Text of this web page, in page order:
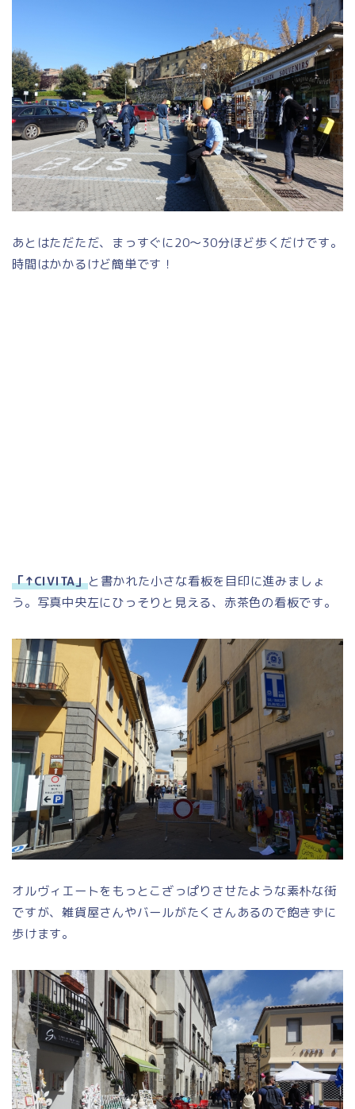
あとはただただ、まっすぐに20～30分ほど歩くだけです。
時間はかかるけど簡単です！
「↑CIVITA」と書かれた小さな看板を目印に進みましょ
う。写真中央左にひっそりと見える、赤茶色の看板です。
オルヴィエートをもっとこざっぱりさせたような素朴な街
ですが、雑貨屋さんやバールがたくさんあるので飽きずに
歩けます。